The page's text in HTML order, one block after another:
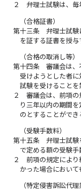
２
弁理士試験は、毎
（合格証書）
第十三条
弁理士試験
を証する証書を授与
（合格の取消し等）
第十四条
審議会は、
受けようとした者
試験を受けることを
２
審議会は、前項
り三年以内の期間
のとすることができ
（受験手数料）
第十五条
弁理士試
で定める額の受験手
２
前項の規定によ
かった場合において
（特定侵害訴訟代理